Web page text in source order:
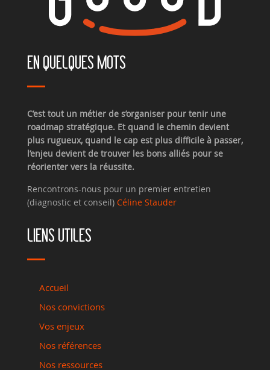
EN QUELQUES MOTS
C’est tout un métier de s’organiser pour tenir une
roadmap stratégique. Et quand le chemin devient
plus rugueux, quand le cap est plus difficile à passer,
l’enjeu devient de trouver les bons alliés pour se
réorienter vers la réussite.
Rencontrons-nous pour un premier entretien
(diagnostic et conseil) Céline Stauder
LIENS UTILES
Accueil
Nos convictions
Vos enjeux
Nos références
Nos ressources